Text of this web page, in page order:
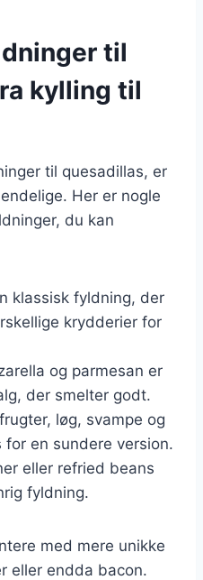
til
kylling til
til quesadillas, er
Her er nogle
du kan
klassisk fyldning, der
krydderier for
og parmesan er
der smelter godt.
løg, svampe og
en sundere version.
eller refried beans
fyldning.
med mere unikke
eller endda bacon.